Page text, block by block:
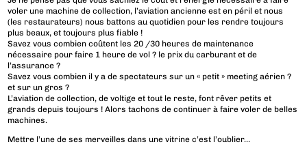
voler une machine de collection, l’aviation ancienne est en péril et nous
(les restaurateurs) nous battons au quotidien pour les rendre toujours
plus beaux, et toujours plus fiable !
Savez vous combien coûtent les 20 /30 heures de maintenance
nécessaire pour faire 1 heure de vol ? le prix du carburant et de
l’assurance ?
Savez vous combien il y a de spectateurs sur un « petit » meeting aérien ?
et sur un gros ?
L’aviation de collection, de voltige et tout le reste, font rêver petits et
grands depuis toujours ! Alors tachons de continuer à faire voler de belles
machines.
Mettre l’une de ses merveilles dans une vitrine c’est l’oublier…